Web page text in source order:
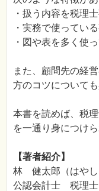
・扱う内容を税理
・実務で使ってい
・図や表を多く使
また、顧問先の経
方のコツについて
本書を読めば、税
を一通り身につけら
【著者紹介】
林 健太郎（はや
公認会計士 税理